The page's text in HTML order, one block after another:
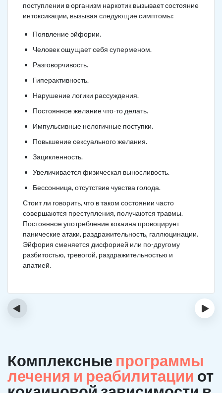
поступлении в организм наркотик вызывает состояние
интоксикации, вызывая следующие симптомы:
Появление эйфории.
Человек ощущает себя суперменом.
Разговорчивость.
Гиперактивность.
Нарушение логики рассуждения.
Постоянное желание что-то делать.
Импульсивные нелогичные поступки.
Повышение сексуального желания.
Зацикленность.
Увеличивается физическая выносливость.
Бессонница, отсутствие чувства голода.
Стоит ли говорить, что в таком состоянии часто
совершаются преступления, получаются травмы.
Постоянное употребление кокаина провоцирует
панические атаки, раздражительность, галлюцинации.
Эйфория сменяется дисфорией или по-другому
разбитостью, тревогой, раздражительностью и
апатией.
‹ ›
Комплексные программы
лечения и реабилитации от